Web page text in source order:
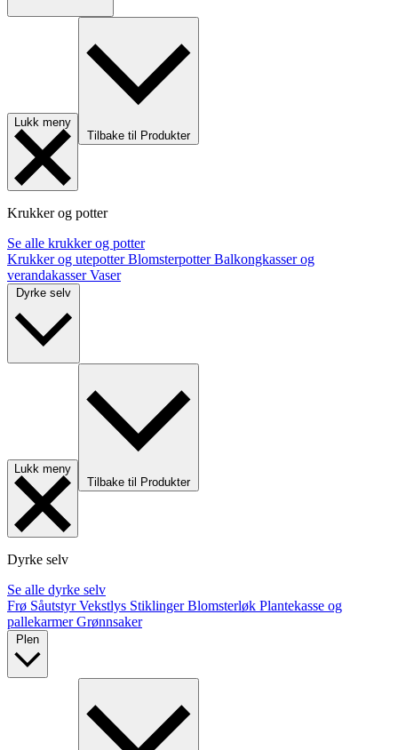
Lukk meny
Tilbake til Produkter
Krukker og potter
Se alle krukker og potter
Krukker og utepotterBlomsterpotterBalkongkasser og
verandakasserVaser
Lukk meny
Tilbake til Produkter
Dyrke selv
Se alle dyrke selv
Frø SåutstyrVekstlys StiklingerBlomsterløk Plantekasse og
pallekarmerGrønnsaker